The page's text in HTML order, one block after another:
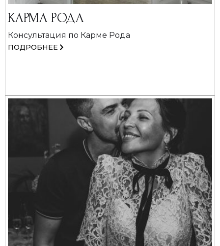
КАРМА РОДА
Консультация по Карме Рода
ПОДРОБНЕЕ